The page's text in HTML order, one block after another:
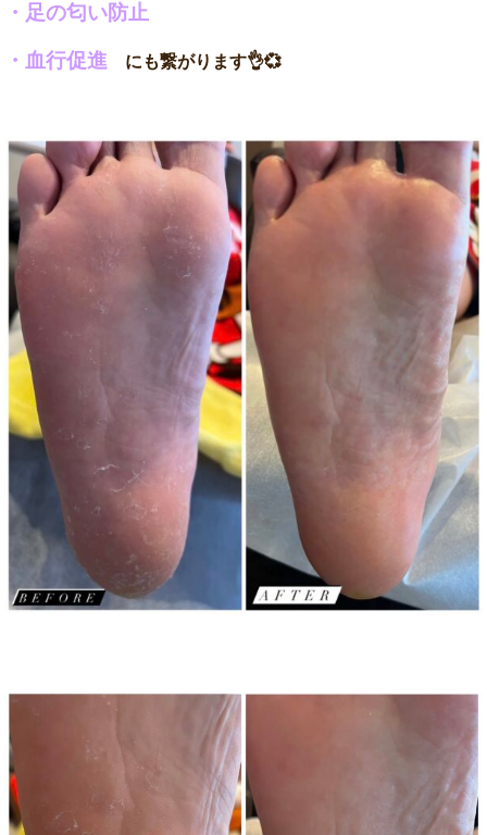
・足の匂い防止
・血行促進 にも繋がります👌💞